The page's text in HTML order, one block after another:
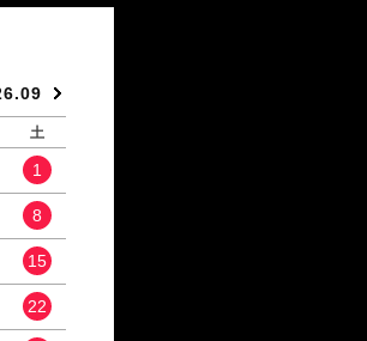
土
1
8
15
22